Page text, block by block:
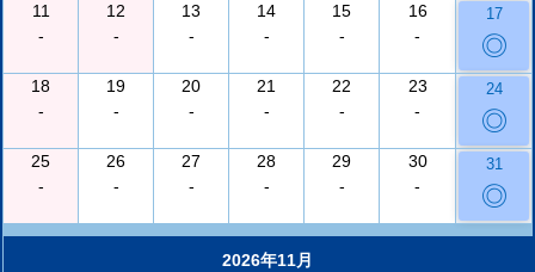
11
-
12
-
13
-
14
-
15
-
16
-
17
◎
18
-
19
-
20
-
21
-
22
-
23
-
24
◎
25
-
26
-
27
-
28
-
29
-
30
-
31
◎
2026年11月